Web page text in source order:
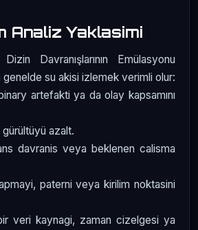
Analiz Yaklasimi
Davranışlarının Emülasyonu
su akisi izlemek verimli olur:
artefakti ya da olay kapsamını
gürültüyü azalt.
davranis veya beklenen calisma
paterni veya kirilim noktasini
veri kaynagi, zaman cizelgesi ya